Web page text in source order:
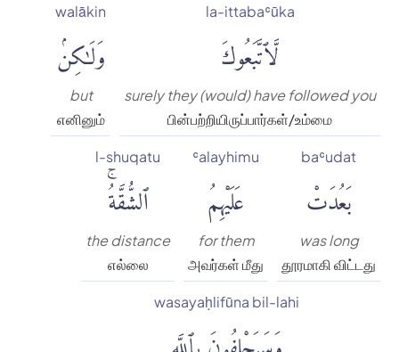
la-ittabaʿūka
لَّٱتَّبَعُوكَ
surely they (would) have followed you
பின்பற்றியிருப்பார்கள்/உம்மை
walākin
وَلَٰكِنۢ
but
எனினும்
baʿudat
بَعُدَتْ
was long
தூரமாகி விட்டது
ʿalayhimu
عَلَيْهِمُ
for them
அவர்கள் மீது
l-shuqatu
ٱلشُّقَّةُۚ
the distance
எல்லை
wasayaḥlifūna bil-lahi